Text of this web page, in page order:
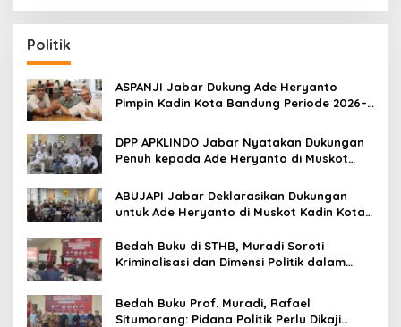
r
c
h
f
o
r
:
Politik
ASPANJI Jabar Dukung Ade Heryanto
Pimpin Kadin Kota Bandung Periode 2026–
DPP APKLINDO Jabar Nyatakan Dukungan
Penuh kepada Ade Heryanto di Muskot
ABUJAPI Jabar Deklarasikan Dukungan
untuk Ade Heryanto di Muskot Kadin Kota
Bedah Buku di STHB, Muradi Soroti
Kriminalisasi dan Dimensi Politik dalam
Bedah Buku Prof. Muradi, Rafael
Situmorang: Pidana Politik Perlu Dikaji